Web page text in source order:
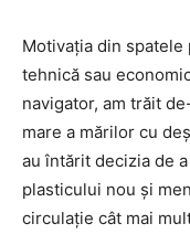
Motivația din
tehnică sau
navigator, am trăit
mare a mărilor cu
au întărit decizia de
plasticului nou și
circulație cât mai